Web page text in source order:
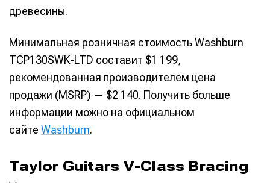
древесины.
Минимальная розничная стоимость Washburn
TCP130SWK-LTD составит $1 199,
рекомендованная производителем цена
продажи (MSRP) — $2 140. Получить больше
информации можно на официальном
сайте Washburn.
Taylor Guitars V-Class Bracing